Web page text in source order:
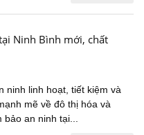
Ninh Bình mới, chất
ninh linh hoạt, tiết kiệm và
mẽ về đô thị hóa và
an ninh tại...